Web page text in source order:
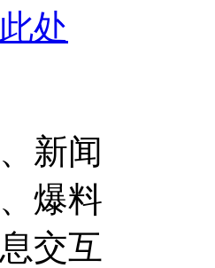
处
新闻
爆料
交互